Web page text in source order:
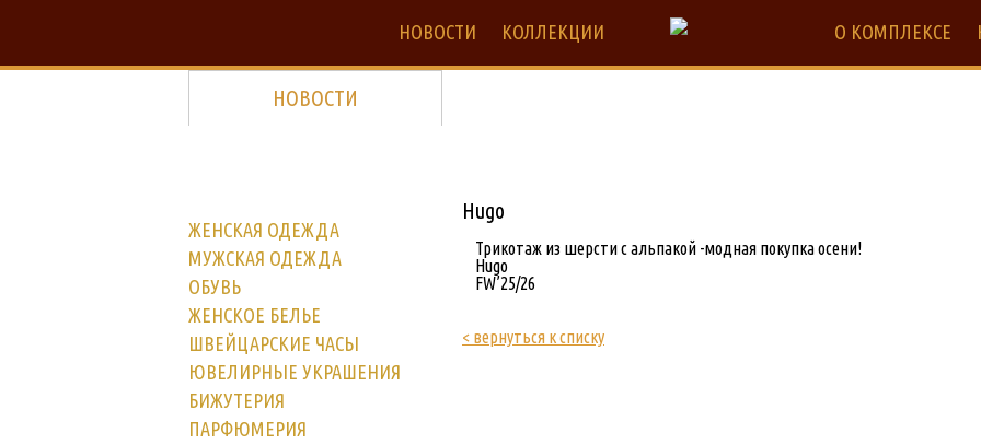
НОВОСТИ КОЛЛЕКЦИИ О КОМПЛЕКСЕ
НОВОСТИ
ЖЕНСКАЯ ОДЕЖДА
МУЖСКАЯ ОДЕЖДА
ОБУВЬ
ЖЕНСКОЕ БЕЛЬЕ
ШВЕЙЦАРСКИЕ ЧАСЫ
ЮВЕЛИРНЫЕ УКРАШЕНИЯ
БИЖУТЕРИЯ
ПАРФЮМЕРИЯ
Hugo
Трикотаж из шерсти с альпакой -модная покупка осени!
Hugo
FW’25/26
< вернуться к списку